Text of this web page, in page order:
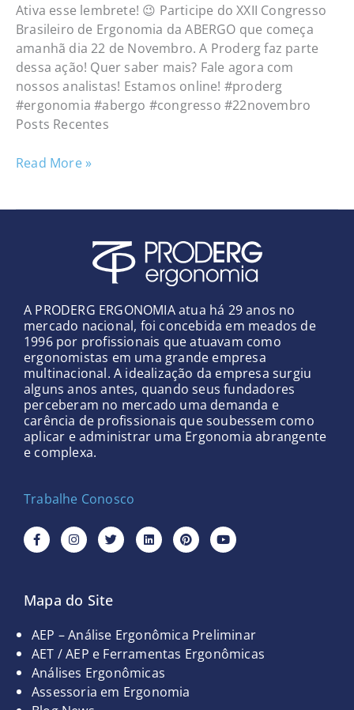
Ativa esse lembrete! 😉 Participe do XXII Congresso
Brasileiro de Ergonomia da ABERGO que começa
amanhã dia 22 de Novembro. A Proderg faz parte
dessa ação! Quer saber mais? Fale agora com
nossos analistas! Estamos online! #proderg
#ergonomia #abergo #congresso #22novembro
Posts Recentes
Read More »
A PRODERG ERGONOMIA atua há 29 anos no
mercado nacional, foi concebida em meados de
1996 por profissionais que atuavam como
ergonomistas em uma grande empresa
multinacional. A idealização da empresa surgiu
alguns anos antes, quando seus fundadores
perceberam no mercado uma demanda e
carência de profissionais que soubessem como
aplicar e administrar uma Ergonomia abrangente
e complexa.
Trabalhe Conosco
F
a
c
o
k
f
I
n
s
r
a
T
w
i
r
L
i
n
P
i
n
Y
o
u
Mapa do Site
AEP – Análise Ergonômica Preliminar
AET / AEP e Ferramentas Ergonômicas
Análises Ergonômicas
Assessoria em Ergonomia